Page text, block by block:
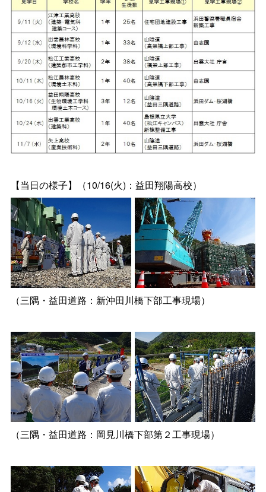
【当日の様子】（10/16(火)：益田翔陽高校）
（三隅・益田道路：新沖田川橋下部工事現場）
（三隅・益田道路：岡見川橋下部第２工事現場）